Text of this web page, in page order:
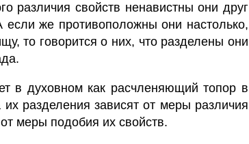
различия свойств ненавистны они друг
же противоположны они настолько,
то говорится о них, что разделены они
в духовном как расчленяющий топор в
разделения зависят от меры различия
меры подобия их свойств.